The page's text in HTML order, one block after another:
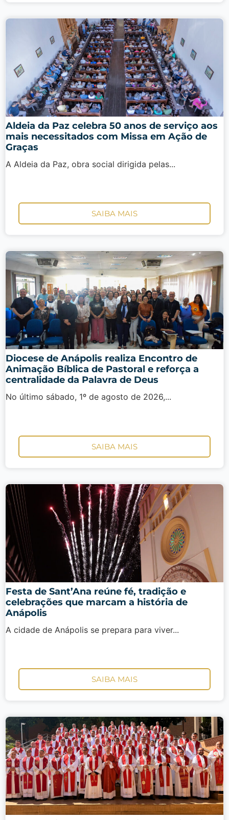
Aldeia da Paz celebra 50 anos de serviço aos
mais necessitados com Missa em Ação de
Graças
A Aldeia da Paz, obra social dirigida pelas...
SAIBA MAIS
Diocese de Anápolis realiza Encontro de
Animação Bíblica de Pastoral e reforça a
centralidade da Palavra de Deus
No último sábado, 1º de agosto de 2026,...
SAIBA MAIS
Festa de Sant’Ana reúne fé, tradição e
celebrações que marcam a história de
Anápolis
A cidade de Anápolis se prepara para viver...
SAIBA MAIS